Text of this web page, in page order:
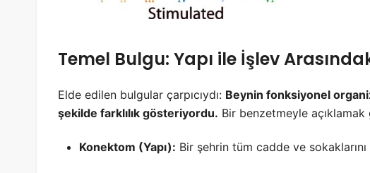
Temel Bulgu: Yapı ile İşlev
Elde edilen bulgular çarpıcıydı: Beynin fonksiyonel
şekilde farklılık gösteriyordu. Bir benzetmeyle açıklamak
Konektom (Yapı): Bir şehrin tüm cadde ve